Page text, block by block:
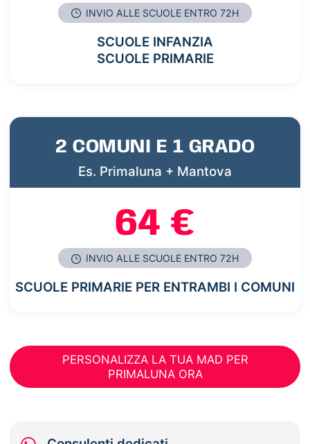
INVIO ALLE SCUOLE ENTRO 72H
SCUOLE INFANZIA
SCUOLE PRIMARIE
2 COMUNI E 1 GRADO
Es. Primaluna + Mantova
64 €
INVIO ALLE SCUOLE ENTRO 72H
SCUOLE PRIMARIE PER ENTRAMBI I COMUNI
PERSONALIZZA LA TUA MAD PER
PRIMALUNA ORA